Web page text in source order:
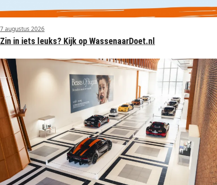
7 augustus 2026
Zin in iets leuks? Kijk op WassenaarDoet.nl